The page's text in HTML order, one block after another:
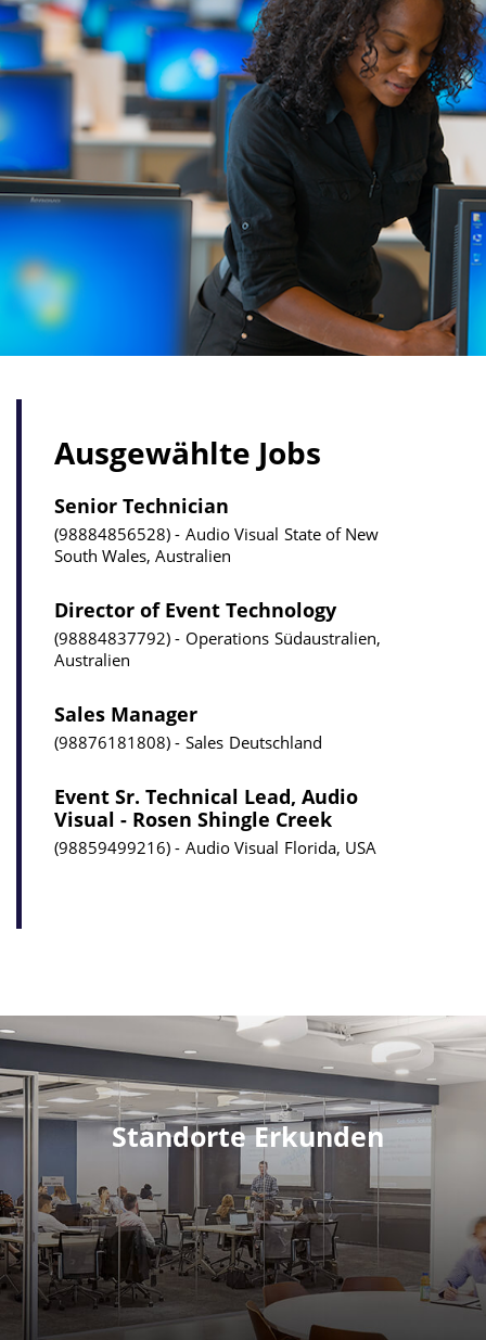
Ausgewählte Jobs
Senior Technician
98884856528 Audio Visual State of New
South Wales, Australien
Director of Event Technology
98884837792 Operations Südaustralien,
Australien
Sales Manager
98876181808 Sales Deutschland
Event Sr. Technical Lead, Audio
Visual - Rosen Shingle Creek
98859499216 Audio Visual Florida, USA
Standorte Erkunden